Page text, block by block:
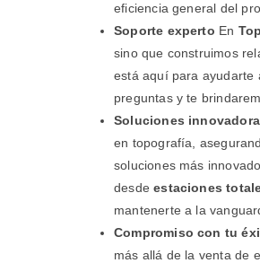
eficiencia general del
Soporte experto En
sino que construimos
está aquí para ayudarte
preguntas y te
Soluciones
en topografía,
soluciones más
desdeestaciones
mantenerte a la
Compromiso con tu
más allá de la venta de